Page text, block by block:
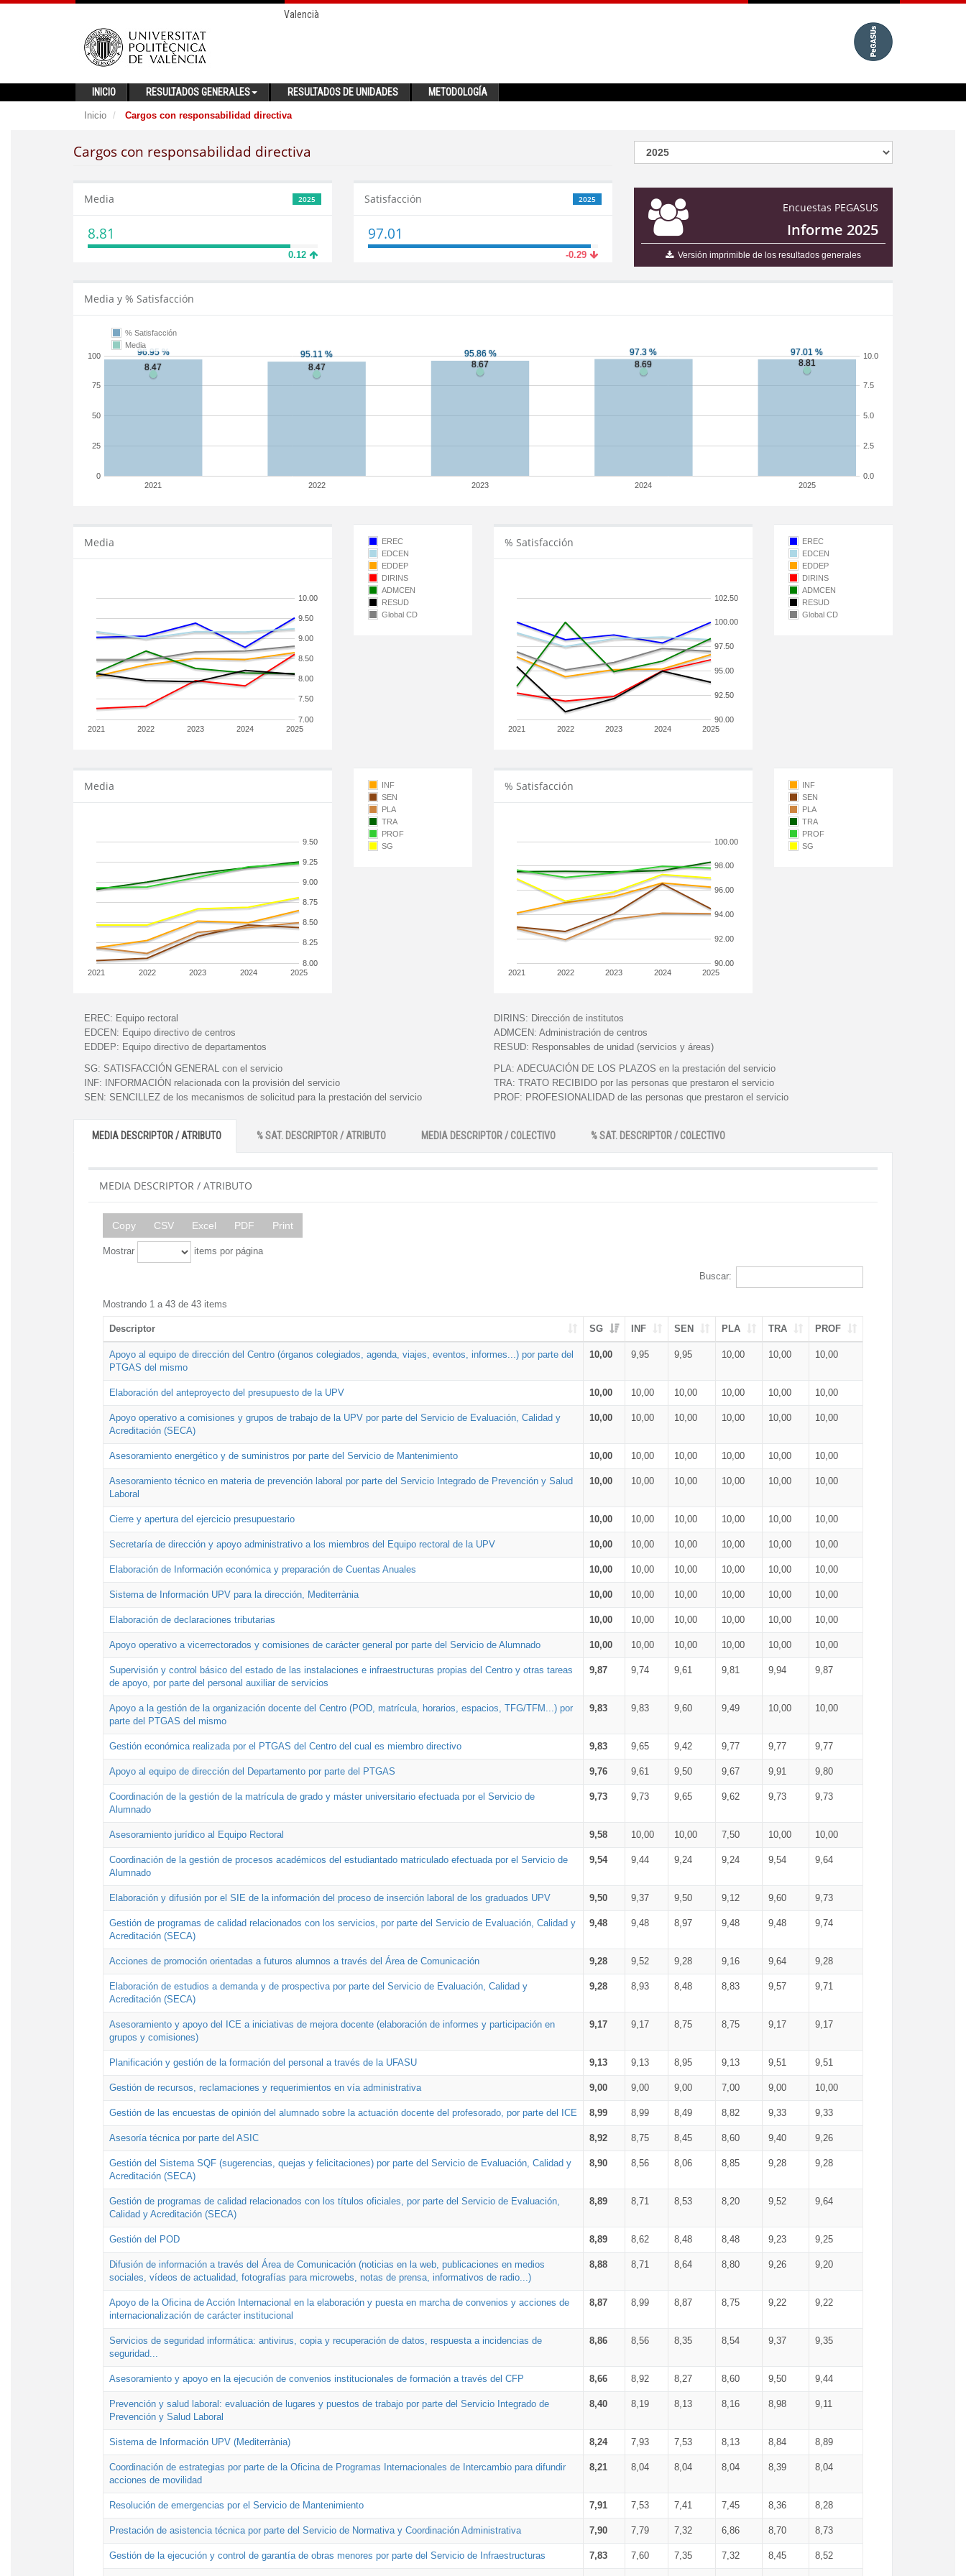
Valencià
INICIO RESULTADOS GENERALES RESULTADOS DE UNIDADES METODOLOGÍA
Inicio Cargos con responsabilidad directiva
Cargos con responsabilidad directiva
Encuestas PEGASUS
Informe 2025
Versión imprimible de los resultados generales
2025
Media
8.81
0.12
2025
Satisfacción
97.01
-0.29
Media y % Satisfacción
2021 2022 2023 2024 2025
0
25
50
75
100
0.0
2.5
5.0
7.5
10.0
% Satisfacción
Media
Media
2021 2022 2023 2024 2025
7.00
7.50
8.00
8.50
9.00
9.50
10.00
EREC
EDCEN
EDDEP
DIRINS
ADMCEN
RESUD
Global CD
% Satisfacción
2021 2022 2023 2024 2025
90.00
92.50
95.00
97.50
100.00
102.50
EREC
EDCEN
EDDEP
DIRINS
ADMCEN
RESUD
Global CD
Media
2021 2022 2023 2024 2025
8.00
8.25
8.50
8.75
9.00
9.25
9.50
INF
SEN
PLA
TRA
PROF
SG
% Satisfacción
2021 2022 2023 2024 2025
90.00
92.00
94.00
96.00
98.00
100.00
INF
SEN
PLA
TRA
PROF
SG
EREC: Equipo rectoral
EDCEN: Equipo directivo de centros
EDDEP: Equipo directivo de departamentos
DIRINS: Dirección de institutos
ADMCEN: Administración de centros
RESUD: Responsables de unidad (servicios y áreas)
SG: SATISFACCIÓN GENERAL con el servicio
INF:
INFORMACIÓN relacionada con la provisión del servicio
SEN: SENCILLEZ de los mecanismos de solicitud para la prestación del servicio
PLA: ADECUACIÓN DE LOS PLAZOS en la prestación del servicio
TRA: TRATO RECIBIDO por las personas que prestaron el servicio
PROF: PROFESIONALIDAD de las personas que prestaron el servicio
MEDIA DESCRIPTOR / ATRIBUTO % SAT. DESCRIPTOR / ATRIBUTO MEDIA DESCRIPTOR / COLECTIVO % SAT. DESCRIPTOR / COLECTIVO
MEDIA DESCRIPTOR / ATRIBUTO
Copy CSV Excel PDF Print
Mostrar items por página
Buscar:
Mostrando 1 a 43 de 43 items
Descriptor SG INF SEN PLA TRA PROF
Apoyo al equipo de dirección del Centro (órganos colegiados, agenda, viajes, eventos, informes...) por parte del
PTGAS del mismo
10,00 9,95 9,95 10,00 10,00 10,00
Elaboración del anteproyecto del presupuesto de la UPV 10,00 10,00 10,00 10,00 10,00 10,00
Apoyo operativo a comisiones y grupos de trabajo de la UPV por parte del Servicio de Evaluación, Calidad y
Acreditación (SECA)
10,00 10,00 10,00 10,00 10,00 10,00
Asesoramiento energético y de suministros por parte del Servicio de Mantenimiento 10,00 10,00 10,00 10,00 10,00 10,00
Asesoramiento técnico en materia de prevención laboral por parte del Servicio Integrado de Prevención y Salud
Laboral
10,00 10,00 10,00 10,00 10,00 10,00
Cierre y apertura del ejercicio presupuestario 10,00 10,00 10,00 10,00 10,00 10,00
Secretaría de dirección y apoyo administrativo a los miembros del Equipo rectoral de la UPV 10,00 10,00 10,00 10,00 10,00 10,00
Elaboración de Información económica y preparación de Cuentas Anuales 10,00 10,00 10,00 10,00 10,00 10,00
Sistema de Información UPV para la dirección, Mediterrània 10,00 10,00 10,00 10,00 10,00 10,00
Elaboración de declaraciones tributarias 10,00 10,00 10,00 10,00 10,00 10,00
Apoyo operativo a vicerrectorados y comisiones de carácter general por parte del Servicio de Alumnado 10,00 10,00 10,00 10,00 10,00 10,00
Supervisión y control básico del estado de las instalaciones e infraestructuras propias del Centro y otras tareas
de apoyo, por parte del personal auxiliar de servicios
9,87 9,74 9,61 9,81 9,94 9,87
Apoyo a la gestión de la organización docente del Centro (POD, matrícula, horarios, espacios, TFG/TFM...) por
parte del PTGAS del mismo
9,83 9,83 9,60 9,49 10,00 10,00
Gestión económica realizada por el PTGAS del Centro del cual es miembro directivo 9,83 9,65 9,42 9,77 9,77 9,77
Apoyo al equipo de dirección del Departamento por parte del PTGAS 9,76 9,61 9,50 9,67 9,91 9,80
Coordinación de la gestión de la matrícula de grado y máster universitario efectuada por el Servicio de
Alumnado
9,73 9,73 9,65 9,62 9,73 9,73
Asesoramiento jurídico al Equipo Rectoral 9,58 10,00 10,00 7,50 10,00 10,00
Coordinación de la gestión de procesos académicos del estudiantado matriculado efectuada por el Servicio de
Alumnado
9,54 9,44 9,24 9,24 9,54 9,64
Elaboración y difusión por el SIE de la información del proceso de inserción laboral de los graduados UPV 9,50 9,37 9,50 9,12 9,60 9,73
Gestión de programas de calidad relacionados con los servicios, por parte del Servicio de Evaluación, Calidad y
Acreditación (SECA)
9,48 9,48 8,97 9,48 9,48 9,74
Acciones de promoción orientadas a futuros alumnos a través del Área de Comunicación 9,28 9,52 9,28 9,16 9,64 9,28
Elaboración de estudios a demanda y de prospectiva por parte del Servicio de Evaluación, Calidad y
Acreditación (SECA)
9,28 8,93 8,48 8,83 9,57 9,71
Asesoramiento y apoyo del ICE a iniciativas de mejora docente (elaboración de informes y participación en
grupos y comisiones)
9,17 9,17 8,75 8,75 9,17 9,17
Planificación y gestión de la formación del personal a través de la UFASU 9,13 9,13 8,95 9,13 9,51 9,51
Gestión de recursos, reclamaciones y requerimientos en vía administrativa 9,00 9,00 9,00 7,00 9,00 10,00
Gestión de las encuestas de opinión del alumnado sobre la actuación docente del profesorado, por parte del ICE 8,99 8,99 8,49 8,82 9,33 9,33
Asesoría técnica por parte del ASIC 8,92 8,75 8,45 8,60 9,40 9,26
Gestión del Sistema SQF (sugerencias, quejas y felicitaciones) por parte del Servicio de Evaluación, Calidad y
Acreditación (SECA)
8,90 8,56 8,06 8,85 9,28 9,28
Gestión de programas de calidad relacionados con los títulos oficiales, por parte del Servicio de Evaluación,
Calidad y Acreditación (SECA)
8,89 8,71 8,53 8,20 9,52 9,64
Gestión del POD 8,89 8,62 8,48 8,48 9,23 9,25
Difusión de información a través del Área de Comunicación (noticias en la web, publicaciones en medios
sociales, vídeos de actualidad, fotografías para microwebs, notas de prensa, informativos de radio...)
8,88 8,71 8,64 8,80 9,26 9,20
Apoyo de la Oficina de Acción Internacional en la elaboración y puesta en marcha de convenios y acciones de
internacionalización de carácter institucional
8,87 8,99 8,87 8,75 9,22 9,22
Servicios de seguridad informática: antivirus, copia y recuperación de datos, respuesta a incidencias de
seguridad...
8,86 8,56 8,35 8,54 9,37 9,35
Asesoramiento y apoyo en la ejecución de convenios institucionales de formación a través del CFP 8,66 8,92 8,27 8,60 9,50 9,44
Prevención y salud laboral: evaluación de lugares y puestos de trabajo por parte del Servicio Integrado de
Prevención y Salud Laboral
8,40 8,19 8,13 8,16 8,98 9,11
Sistema de Información UPV (Mediterrània) 8,24 7,93 7,53 8,13 8,84 8,89
Coordinación de estrategias por parte de la Oficina de Programas Internacionales de Intercambio para difundir
acciones de movilidad
8,21 8,04 8,04 8,04 8,39 8,04
Resolución de emergencias por el Servicio de Mantenimiento 7,91 7,53 7,41 7,45 8,36 8,28
Prestación de asistencia técnica por parte del Servicio de Normativa y Coordinación Administrativa 7,90 7,79 7,32 6,86 8,70 8,73
Gestión de la ejecución y control de garantía de obras menores por parte del Servicio de Infraestructuras 7,83 7,60 7,35 7,32 8,45 8,52